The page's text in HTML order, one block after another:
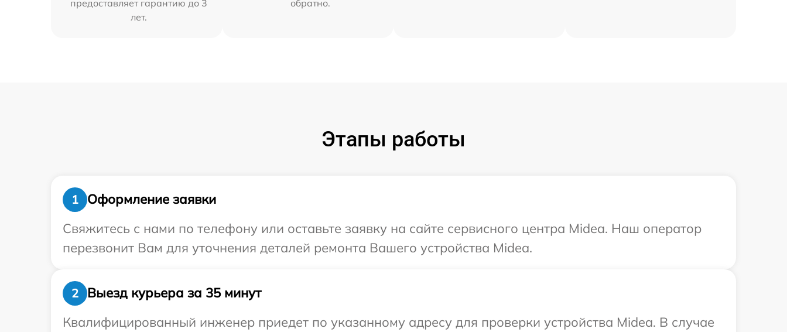
предоставляет гарантию до 3
лет.
обратно.
Этапы работы
1
Оформление заявки
Свяжитесь с нами по телефону или оставьте заявку на сайте сервисного центра Midea. Наш оператор
перезвонит Вам для уточнения деталей ремонта Вашего устройства Midea.
2
Выезд курьера за 35 минут
Квалифицированный инженер приедет по указанному адресу для проверки устройства Midea. В случае